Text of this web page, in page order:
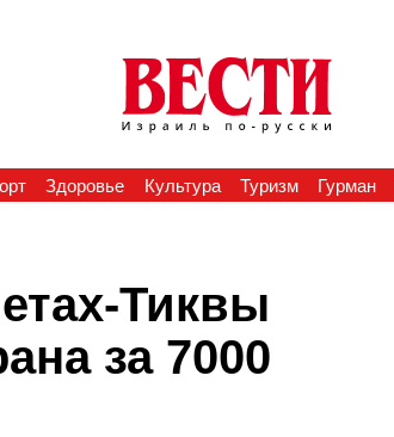
Здоровье Культура Туризм Гурман
Тиквы
за 7000